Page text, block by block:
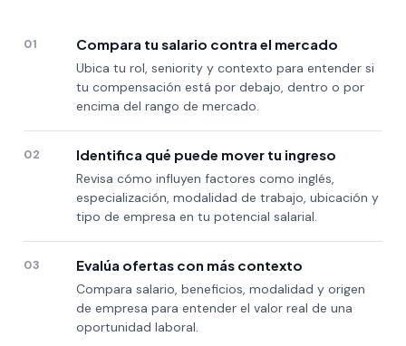
01 Compara tu salario contra el mercado
Ubica tu rol, seniority y contexto para entender si
tu compensación está por debajo, dentro o por
encima del rango de mercado.
02 Identifica qué puede mover tu ingreso
Revisa cómo influyen factores como inglés,
especialización, modalidad de trabajo, ubicación y
tipo de empresa en tu potencial salarial.
03 Evalúa ofertas con más contexto
Compara salario, beneficios, modalidad y origen
de empresa para entender el valor real de una
oportunidad laboral.